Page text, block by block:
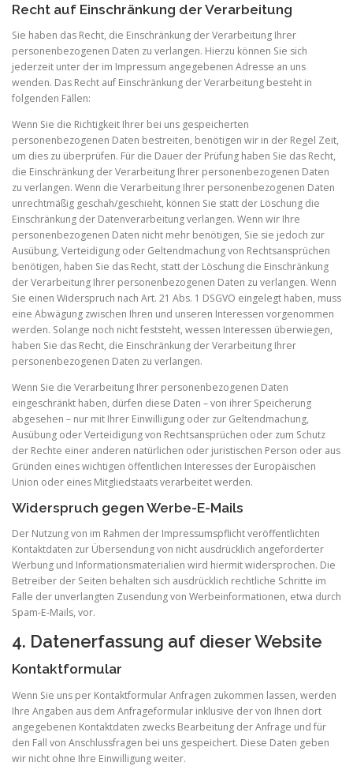
Recht auf Einschränkung der Verarbeitung
Sie haben das Recht, die Einschränkung der Verarbeitung Ihrer
personenbezogenen Daten zu verlangen. Hierzu können Sie sich
jederzeit unter der im Impressum angegebenen Adresse an uns
wenden. Das Recht auf Einschränkung der Verarbeitung besteht in
folgenden Fällen:
Wenn Sie die Richtigkeit Ihrer bei uns gespeicherten
personenbezogenen Daten bestreiten, benötigen wir in der Regel Zeit,
um dies zu überprüfen. Für die Dauer der Prüfung haben Sie das Recht,
die Einschränkung der Verarbeitung Ihrer personenbezogenen Daten
zu verlangen. Wenn die Verarbeitung Ihrer personenbezogenen Daten
unrechtmäßig geschah/geschieht, können Sie statt der Löschung die
Einschränkung der Datenverarbeitung verlangen. Wenn wir Ihre
personenbezogenen Daten nicht mehr benötigen, Sie sie jedoch zur
Ausübung, Verteidigung oder Geltendmachung von Rechtsansprüchen
benötigen, haben Sie das Recht, statt der Löschung die Einschränkung
der Verarbeitung Ihrer personenbezogenen Daten zu verlangen. Wenn
Sie einen Widerspruch nach Art. 21 Abs. 1 DSGVO eingelegt haben, muss
eine Abwägung zwischen Ihren und unseren Interessen vorgenommen
werden. Solange noch nicht feststeht, wessen Interessen überwiegen,
haben Sie das Recht, die Einschränkung der Verarbeitung Ihrer
personenbezogenen Daten zu verlangen.
Wenn Sie die Verarbeitung Ihrer personenbezogenen Daten
eingeschränkt haben, dürfen diese Daten – von ihrer Speicherung
abgesehen – nur mit Ihrer Einwilligung oder zur Geltendmachung,
Ausübung oder Verteidigung von Rechtsansprüchen oder zum Schutz
der Rechte einer anderen natürlichen oder juristischen Person oder aus
Gründen eines wichtigen öffentlichen Interesses der Europäischen
Union oder eines Mitgliedstaats verarbeitet werden.
Widerspruch gegen Werbe-E-Mails
Der Nutzung von im Rahmen der Impressumspflicht veröffentlichten
Kontaktdaten zur Übersendung von nicht ausdrücklich angeforderter
Werbung und Informationsmaterialien wird hiermit widersprochen. Die
Betreiber der Seiten behalten sich ausdrücklich rechtliche Schritte im
Falle der unverlangten Zusendung von Werbeinformationen, etwa durch
Spam-E-Mails, vor.
4. Datenerfassung auf dieser Website
Kontaktformular
Wenn Sie uns per Kontaktformular Anfragen zukommen lassen, werden
Ihre Angaben aus dem Anfrageformular inklusive der von Ihnen dort
angegebenen Kontaktdaten zwecks Bearbeitung der Anfrage und für
den Fall von Anschlussfragen bei uns gespeichert. Diese Daten geben
wir nicht ohne Ihre Einwilligung weiter.